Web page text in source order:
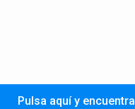
Pulsa aquí y encuentra